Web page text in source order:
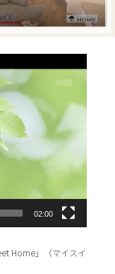
02:00
Home」（マイスイ